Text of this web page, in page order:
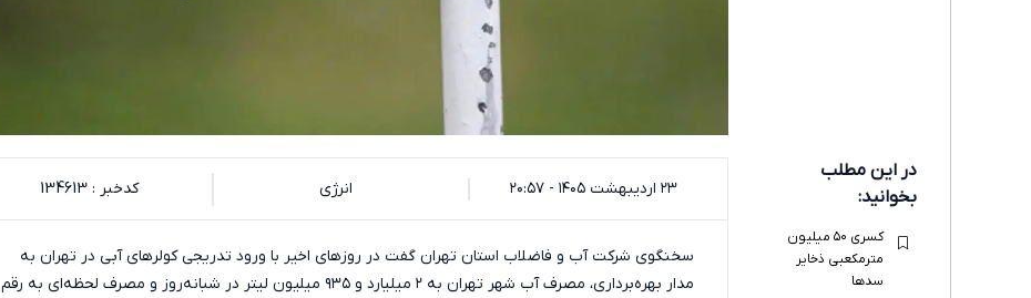
در این مطلب
بخوانید:
کسری ۵۰ میلیون
مترمکعبی ذخایر
سدها
۲۳ اردیبهشت ۱۴۰۵ - ۲۰:۵۷ انرژی کدخبر : 134613
سخنگوی شرکت آب و فاضلاب استان تهران گفت در روزهای اخیر با ورود تدریجی کولرهای آبی در تهران به
مدار بهره‌برداری، مصرف آب شهر تهران به ۲ میلیارد و ۹۳۵ میلیون لیتر در شبانه‌روز و مصرف لحظه‌ای به رقم